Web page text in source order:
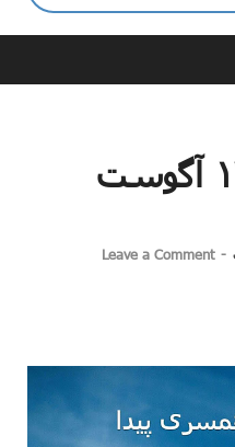
آیه قوت جمعه ۱۷ آگوست
-
Leave a Comment